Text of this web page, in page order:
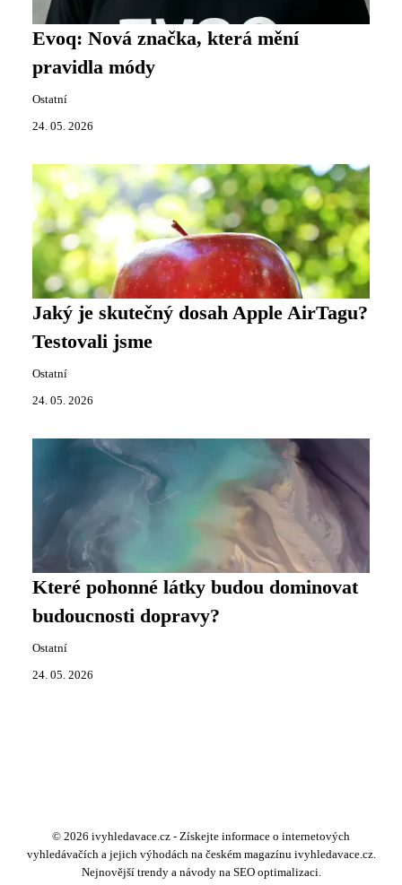
Evoq: Nová značka, která mění
pravidla módy
Ostatní
24. 05. 2026
Jaký je skutečný dosah Apple AirTagu?
Testovali jsme
Ostatní
24. 05. 2026
Které pohonné látky budou dominovat
budoucnosti dopravy?
Ostatní
24. 05. 2026
© 2026 ivyhledavace.cz - Získejte informace o internetových
vyhledávačích a jejich výhodách na českém magazínu ivyhledavace.cz.
Nejnovější trendy a návody na SEO optimalizaci.